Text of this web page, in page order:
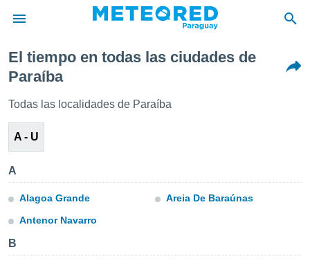
de
ha
por
para
la
calidad.
las
y
forma
El tiempo en todas las ciudades de
Paraíba
Todas las localidades de Paraíba
A - U
A
Alagoa Grande
Antenor Navarro
Areia De Baraúnas
B